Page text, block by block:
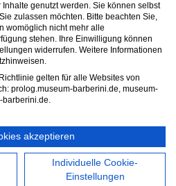
Hasso Plattner Foundation gGmbH,
genutzt werden. Sie können selbst
zulassen möchten. Bitte beachten Sie,
womöglich nicht mehr alle
stehen. Ihre Einwilligung können
widerrufen. Weitere Informationen
gelten für alle Websites von
prolog.museum-barberini.de, museum-
barberini.de.
akzeptieren
Individuelle Cookie-
Einstellungen